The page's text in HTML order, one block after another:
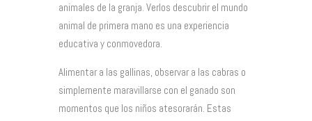
animales de la granja. Verlos descubrir el mundo
animal de primera mano es una experiencia
educativa y conmovedora.
Alimentar a las gallinas, observar a las cabras o
simplemente maravillarse con el ganado son
momentos que los niños atesorarán. Estas